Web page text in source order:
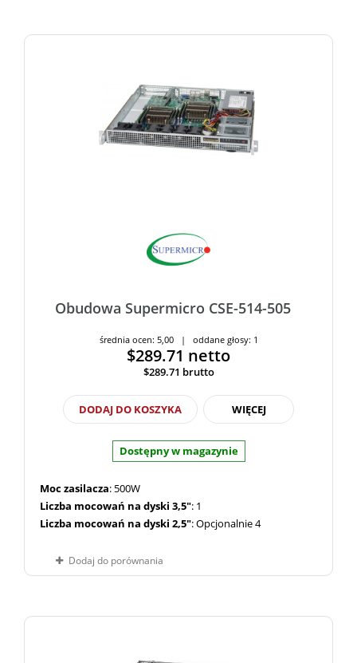
Obudowa Supermicro CSE-514-505
średnia ocen: 5,00 | oddane głosy: 1
$289.71 netto
$289.71 brutto
DODAJ DO KOSZYKA WIĘCEJ
Dostępny w magazynie
Moc zasilacza: 500W
Liczba mocowań na dyski 3,5": 1
Liczba mocowań na dyski 2,5": Opcjonalnie 4
Dodaj do porównania